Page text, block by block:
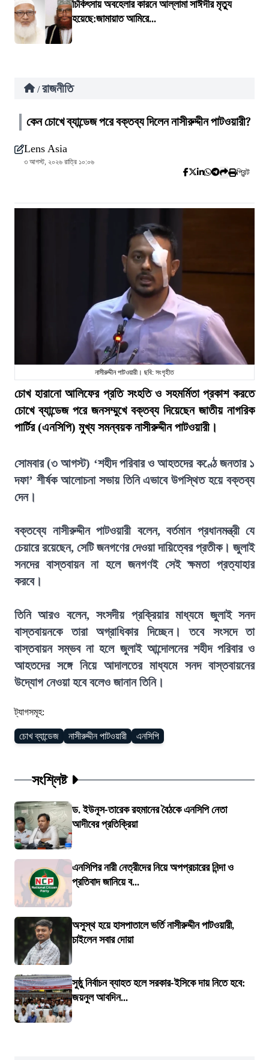
চিকিৎসায় অবহেলার কারনে আল্লামা সাঈদীর মৃত্যু
হয়েছে:জামায়াত আমিরে...
/ রাজনীতি
কেন চোখে ব্যান্ডেজ পরে বক্তব্য দিলেন নাসীরুদ্দীন পাটওয়ারী?
Lens Asia
৩ আগস্ট, ২০২৬ রাত্রি ১০:০৬
প্রিন্ট
নাসীরুদ্দীন পাটওয়ারী। ছবি: সংগৃহীত
চোখ হারানো আলিফের প্রতি সংহতি ও সহমর্মিতা প্রকাশ করতে
চোখে ব্যান্ডেজ পরে জনসম্মুখে বক্তব্য দিয়েছেন জাতীয় নাগরিক
পার্টির (এনসিপি) মুখ্য সমন্বয়ক নাসীরুদ্দীন পাটওয়ারী।
সোমবার (৩ আগস্ট) ‘শহীদ পরিবার ও আহতদের কণ্ঠে জনতার ১
দফা’ শীর্ষক আলোচনা সভায় তিনি এভাবে উপস্থিত হয়ে বক্তব্য
দেন।
বক্তব্যে নাসীরুদ্দীন পাটওয়ারী বলেন, বর্তমান প্রধানমন্ত্রী যে
চেয়ারে রয়েছেন, সেটি জনগণের দেওয়া দায়িত্বের প্রতীক। জুলাই
সনদের বাস্তবায়ন না হলে জনগণই সেই ক্ষমতা প্রত্যাহার
করবে।
তিনি আরও বলেন, সংসদীয় প্রক্রিয়ার মাধ্যমে জুলাই সনদ
বাস্তবায়নকে তারা অগ্রাধিকার দিচ্ছেন। তবে সংসদে তা
বাস্তবায়ন সম্ভব না হলে জুলাই আন্দোলনের শহীদ পরিবার ও
আহতদের সঙ্গে নিয়ে আদালতের মাধ্যমে সনদ বাস্তবায়নের
উদ্যোগ নেওয়া হবে বলেও জানান তিনি।
ট্যাগসমূহ:
চোখ ব্যান্ডেজ নাসীরুদ্দীন পাটওয়ারী এনসিপি
সংশ্লিষ্ট
ড. ইউনূস-তারেক রহমানের বৈঠকে এনসিপি নেতা
আদীবের প্রতিক্রিয়া
এনসিপির নারী নেত্রীদের নিয়ে অপপ্রচারের নিন্দা ও
প্রতিবাদ জানিয়ে ব...
অসুস্থ হয়ে হাসপাতালে ভর্তি নাসীরুদ্দীন পাটওয়ারী,
চাইলেন সবার দোয়া
সুষ্ঠু নির্বাচন ব্যাহত হলে সরকার-ইসিকে দায় নিতে হবে:
জয়নুল আবদিন...